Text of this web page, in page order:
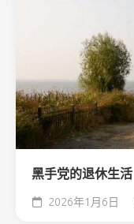
黑手党的退休生活
2026年1月6日